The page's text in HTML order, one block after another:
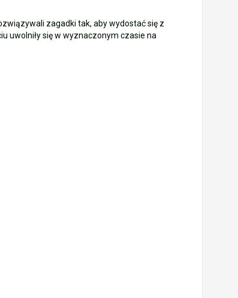
zagadki tak, aby wydostać się z
uwolniły się w wyznaczonym czasie na